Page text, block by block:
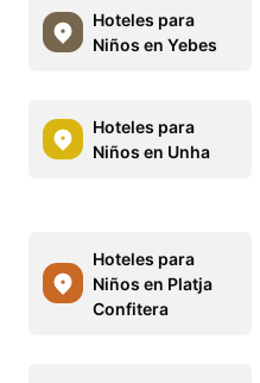
Hoteles para
Niños en Yebes
Hoteles para
Niños en Unha
Hoteles para
Niños en Platja
Confitera